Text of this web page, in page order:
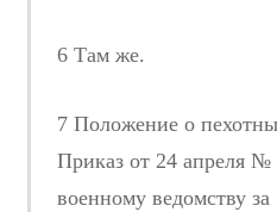
6 Там же.
7 Положение о
Приказ от 24 апреля
военному ведомству